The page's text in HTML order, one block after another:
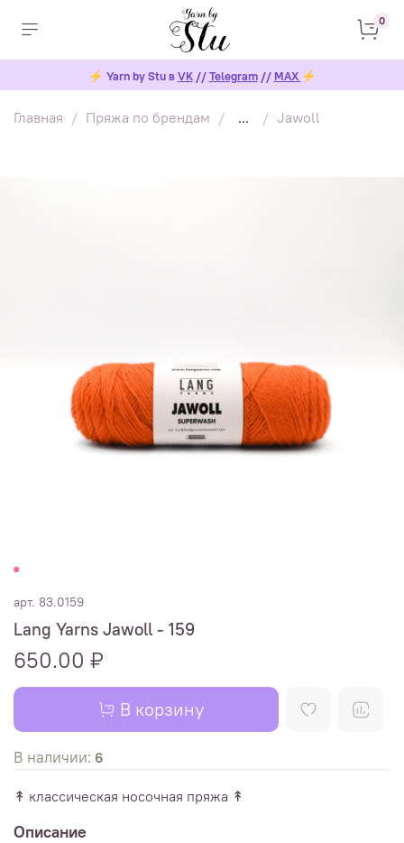
0
⚡ Yarn by Stu вVK//Telegram// MAX ⚡
Главная Пряжа по брендам ... Jawoll
арт. 83.0159
Lang Yarns Jawoll - 159
650.00 ₽
В корзину
В наличии: 6
↟ классическая носочная пряжа ↟
Описание